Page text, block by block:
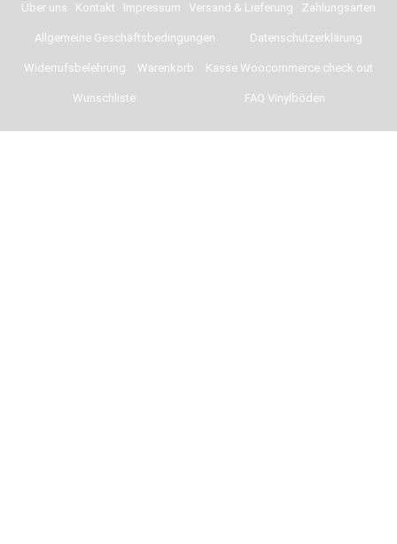
Über uns Kontakt Impressum Versand & Lieferung Zahlungsarten
Allgemeine Geschäftsbedingungen Datenschutzerklärung
Widerrufsbelehrung Warenkorb Kasse Woocommerce check out
Wunschliste FAQ Vinylböden